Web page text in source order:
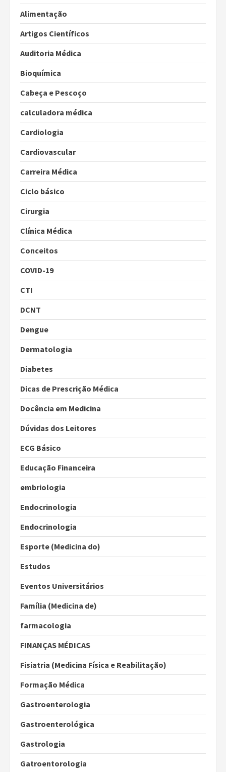
Alimentação
Artigos Científicos
Auditoria Médica
Bioquímica
Cabeça e Pescoço
calculadora médica
Cardiologia
Cardiovascular
Carreira Médica
Ciclo básico
Cirurgia
Clínica Médica
Conceitos
COVID-19
CTI
DCNT
Dengue
Dermatologia
Diabetes
Dicas de Prescrição Médica
Docência em Medicina
Dúvidas dos Leitores
ECG Básico
Educação Financeira
embriologia
Endocrinologia
Endocrinologia
Esporte (Medicina do)
Estudos
Eventos Universitários
Família (Medicina de)
farmacologia
FINANÇAS MÉDICAS
Fisiatria (Medicina Física e Reabilitação)
Formação Médica
Gastroenterologia
Gastroenterológica
Gastrologia
Gatroentorologia